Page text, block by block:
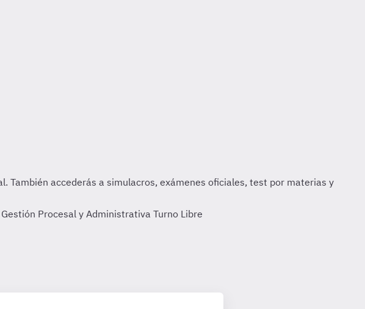
Procesal y Administrativa Turno Libre